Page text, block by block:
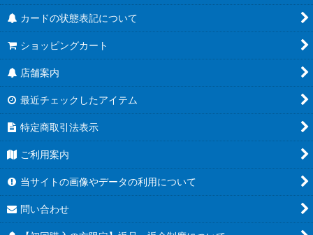
カードの状態表記について
ショッピングカート
店舗案内
最近チェックしたアイテム
特定商取引法表示
ご利用案内
当サイトの画像やデータの利用について
問い合わせ